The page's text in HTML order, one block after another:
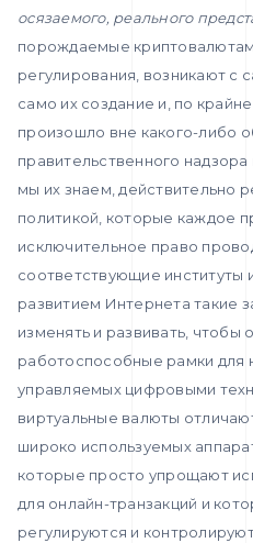
осязаемого, реального
порождаемые
регулирования, возникают с
само их создание и, по
произошло вне какого-либо
правительственного надзора
мы их знаем, действительно
политикой, которые каждое
исключительное право
соответствующие институты
развитием Интернета такие
изменять и развивать, чтобы
работоспособные рамки для
управляемых цифровыми
виртуальные валюты
широко используемых
которые просто упрощают
для онлайн-транзакций и
регулируются и